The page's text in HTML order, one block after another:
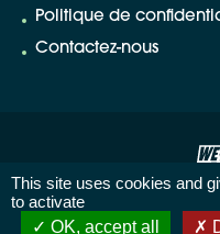
Démarches en ligne
Politique de
Contactez-nous
This site uses cookies and
to activate
OK, accept all